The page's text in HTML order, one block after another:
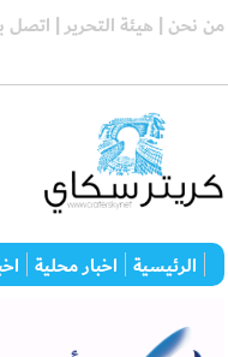
من نحن | هيئة التحرير | اتصل
الرئيسية اخبار محلية